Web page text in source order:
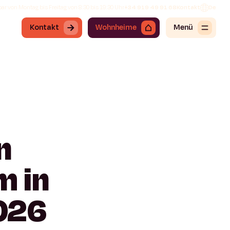
von Montag bis Freitag von 8:30 bis 19:30 Uhr+34 919 49 91 68Kontakt De
Kontakt Wohnheime Menü
in